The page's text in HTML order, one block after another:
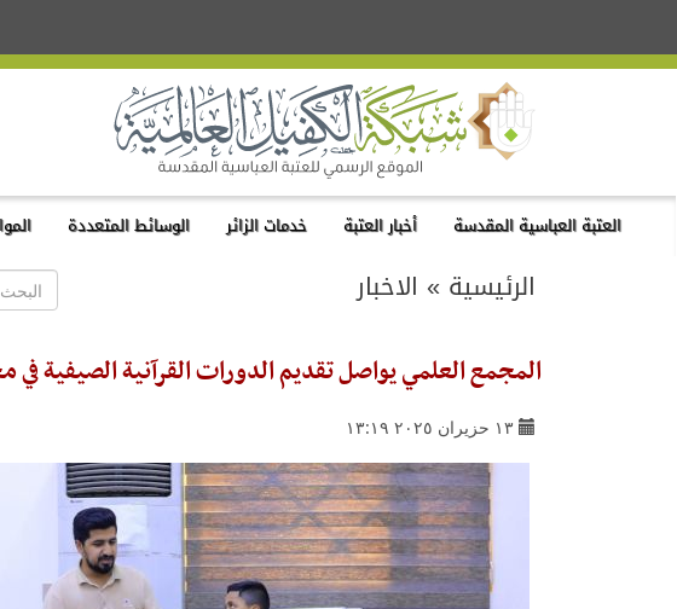
العتبة العباسية المقدسة أخبار العتبة خدمات الزائر الوسائط المتعددة
الرئيسية » الاخبار
المجمع العلمي يواصل تقديم الدورات القرآنية الصيفية
١٣ حزيران ٢٠٢٥ ١٣:١٩